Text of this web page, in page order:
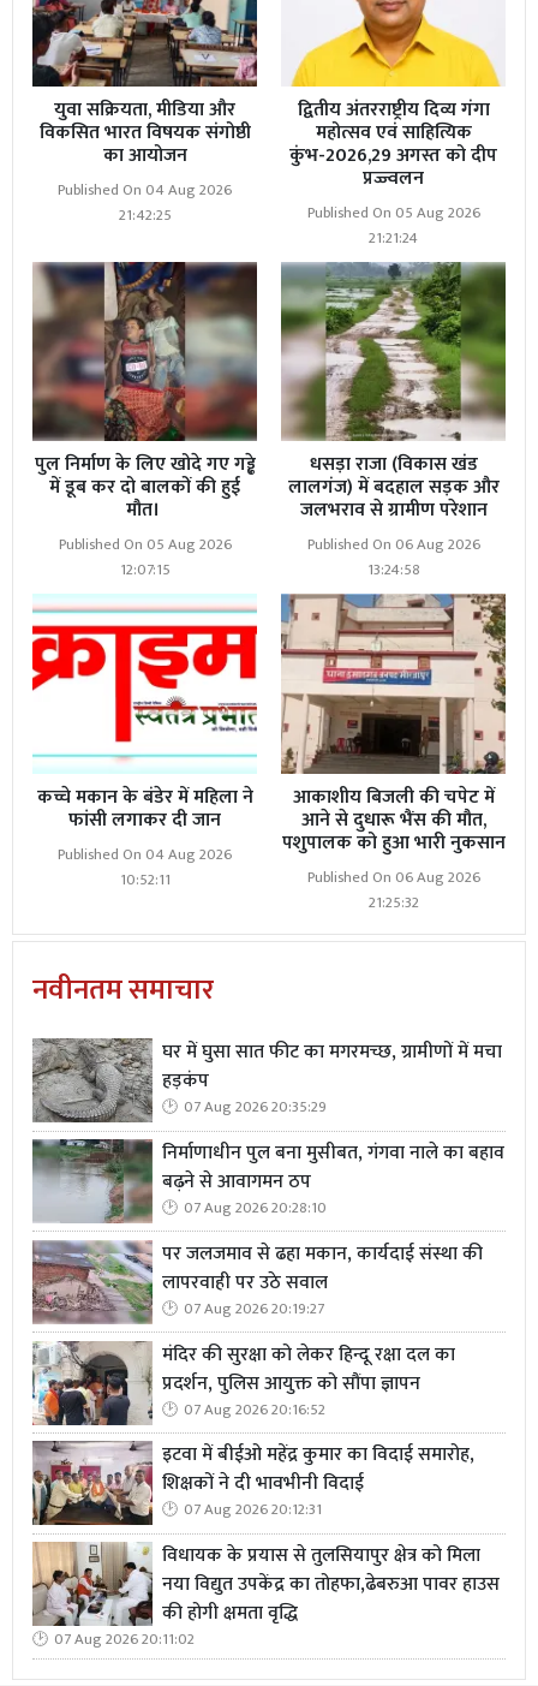
युवा सक्रियता, मीडिया और
विकसित भारत विषयक संगोष्ठी
का आयोजन
Published On 04 Aug 2026
21:42:25
द्वितीय अंतरराष्ट्रीय दिव्य गंगा
महोत्सव एवं साहित्यिक
कुंभ-2026,29 अगस्त को दीप
प्रज्ज्वलन
Published On 05 Aug 2026
21:21:24
पुल निर्माण के लिए खोदे गए गड्ढे
में डूब कर दो बालकों की हुई
मौत।
Published On 05 Aug 2026
12:07:15
धसड़ा राजा (विकास खंड
लालगंज) में बदहाल सड़क और
जलभराव से ग्रामीण परेशान
Published On 06 Aug 2026
13:24:58
कच्चे मकान के बंडेर में महिला ने
फांसी लगाकर दी जान
Published On 04 Aug 2026
10:52:11
आकाशीय बिजली की चपेट में
आने से दुधारू भैंस की मौत,
पशुपालक को हुआ भारी नुकसान
Published On 06 Aug 2026
21:25:32
नवीनतम समाचार
घर में घुसा सात फीट का मगरमच्छ, ग्रामीणों में मचा
हड़कंप
07 Aug 2026 20:35:29
निर्माणाधीन पुल बना मुसीबत, गंगवा नाले का बहाव
बढ़ने से आवागमन ठप
07 Aug 2026 20:28:10
पर जलजमाव से ढहा मकान, कार्यदाई संस्था की
लापरवाही पर उठे सवाल
07 Aug 2026 20:19:27
मंदिर की सुरक्षा को लेकर हिन्दू रक्षा दल का
प्रदर्शन, पुलिस आयुक्त को सौंपा ज्ञापन
07 Aug 2026 20:16:52
इटवा में बीईओ महेंद्र कुमार का विदाई समारोह,
शिक्षकों ने दी भावभीनी विदाई
07 Aug 2026 20:12:31
विधायक के प्रयास से तुलसियापुर क्षेत्र को मिला
नया विद्युत उपकेंद्र का तोहफा,ढेबरुआ पावर हाउस
की होगी क्षमता वृद्धि
07 Aug 2026 20:11:02